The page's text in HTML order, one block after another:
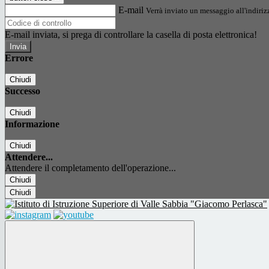
E-mail Verrà inviato un messaggio
E-mail inviata, si prega di controllare la casella di posta elettronica!
Errore
Chiudi
Successo
Chiudi
Informazione
Chiudi
Attendere...
Attendere il completamento dell'operazione...
Chiudi
Chiudi